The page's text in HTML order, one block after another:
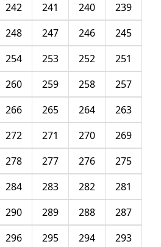
239
240
241
242
245
246
247
248
251
252
253
254
257
258
259
260
263
264
265
266
269
270
271
272
275
276
277
278
281
282
283
284
287
288
289
290
293
294
295
296